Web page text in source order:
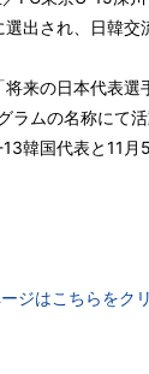
出され、日韓交
来の日本代表選
ラムの名称にて
韓国代表と11月
ジはこちらをク